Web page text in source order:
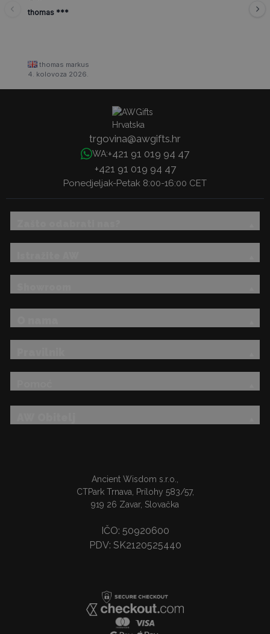
thomas ***
thomas markus
4. kolovoza 2026.
trgovina@awgifts.hr
WA:+421 91 019 94 47
+421 91 019 94 47
Ponedjeljak-Petak 8:00-16:00 CET
Ancient Wisdom s.r.o.,
CTPark Trnava, Prílohy 583/57,
919 26 Zavar, Slovačka
IČO: 50920600
PDV: SK2120525440